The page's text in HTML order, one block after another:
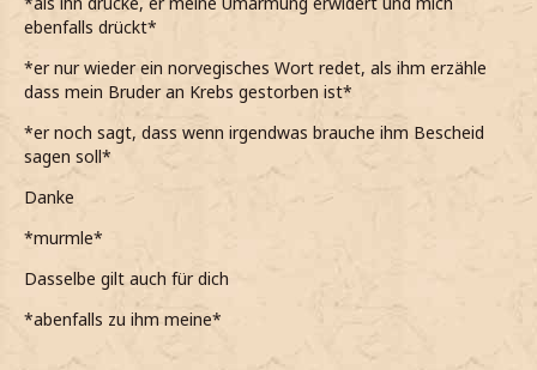
ebenfalls drückt*
*er nur wieder ein norvegisches Wort redet, als ihm erzähle
dass mein Bruder an Krebs gestorben ist*
*er noch sagt, dass wenn irgendwas brauche ihm Bescheid
sagen soll*
Danke
*murmle*
Dasselbe gilt auch für dich
*abenfalls zu ihm meine*